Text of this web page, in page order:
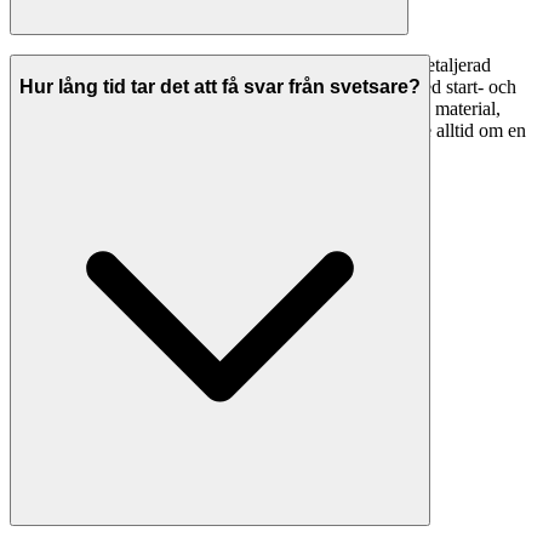
En professionell offert från en svetsare ska innehålla: detaljerad
specifikation av arbetet, material som ingår, tidsplan med start- och
slutdatum, total kostnad uppdelad på arbetskostnad och material,
betalningsvillkor, garantier och eventuella förbehåll. Be alltid om en
Hur lång tid tar det att få svar från svetsare?